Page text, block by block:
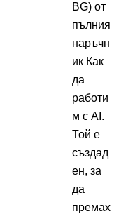
BG) от
пълния
наръчн
ик Как
да
работи
м с AI.
Той е
създад
ен, за
да
премах